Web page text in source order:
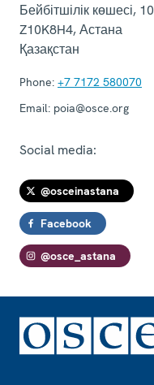
Бейбітшілік көшесі, 10
Z10K8H4,Астана
Қазақстан
Phone: +7 7172 580070
Email: poia@osce.org
Social media:
@osceinastana
Facebook
@osce_astana